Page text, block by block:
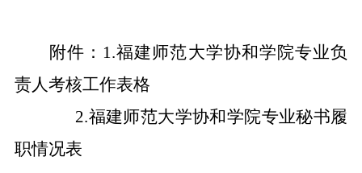
附件： 1.福建师范大学协和学院专业负
责人考核工作表格
2.福建师范大学协和学院专业秘书履
职情况表